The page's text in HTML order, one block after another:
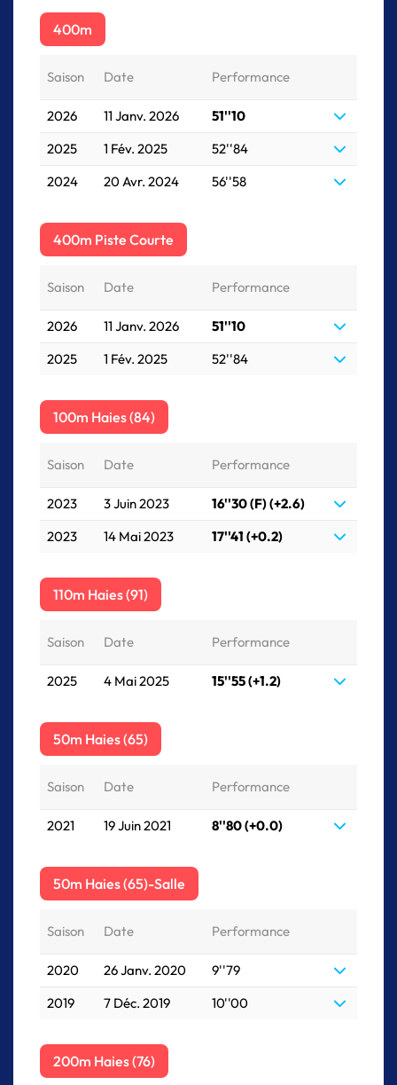
400m
Saison Date Performance
2026 11 Janv. 2026
51''10
2025
1 Fév. 2025
52''84
2024
20 Avr. 2024 56''58
400m Piste Courte
Saison Date Performance
2026 11 Janv. 2026
51''10
2025
1 Fév. 2025 52''84
100m Haies (84)
Saison Date Performance
2023 3 Juin 2023
16''30 (F) (+2.6)
2023
14 Mai 2023 17''41 (+0.2)
110m Haies (91)
Saison Date Performance
2025 4 Mai 2025 15''55 (+1.2)
50m Haies (65)
Saison Date Performance
2021 19 Juin 2021 8''80 (+0.0)
50m Haies (65)-Salle
Saison Date Performance
2020 26 Janv. 2020
9''79
2019
7 Déc. 2019 10''00
200m Haies (76)